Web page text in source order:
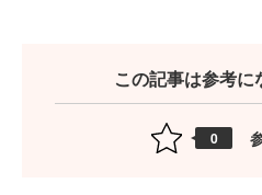
この記事は参考に
0